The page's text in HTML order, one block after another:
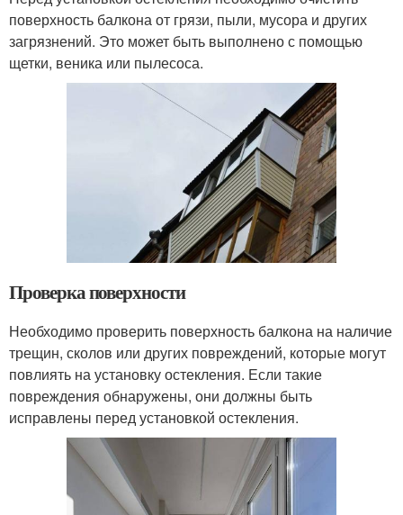
поверхность балкона от грязи, пыли, мусора и других
загрязнений. Это может быть выполнено с помощью
щетки, веника или пылесоса.
Проверка поверхности
Необходимо проверить поверхность балкона на наличие
трещин, сколов или других повреждений, которые могут
повлиять на установку остекления. Если такие
повреждения обнаружены, они должны быть
исправлены перед установкой остекления.